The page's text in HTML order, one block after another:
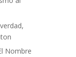
Nombre